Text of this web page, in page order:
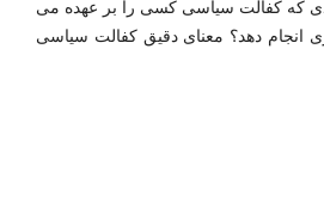
که کفالت سیاسی کسی را بر عهده می
انجام دهد؟ معنای دقیق کفالت سیاسی